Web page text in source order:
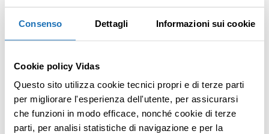
Consenso Dettagli Informazioni sui cookie
Cookie policy Vidas
Questo sito utilizza cookie tecnici propri e di terze parti
per migliorare l'esperienza dell'utente, per assicurarsi
che funzioni in modo efficace, nonché cookie di terze
parti, per analisi statistiche di navigazione e per la